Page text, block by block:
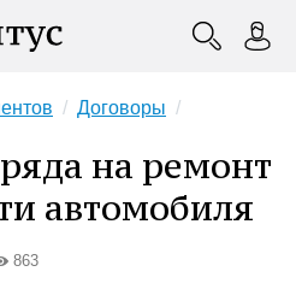
Договоры
на ремонт
автомобиля
863